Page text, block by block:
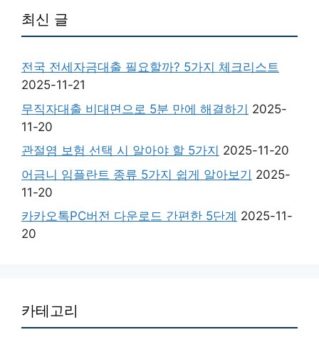
최신 글
전국 전세자금대출 필요할까? 5가지 체크리스트
2025-11-21
무직자대출 비대면으로 5분 만에 해결하기 2025-
11-20
관절염 보험 선택 시 알아야 할 5가지 2025-11-20
어금니 임플란트 종류 5가지 쉽게 알아보기 2025-
11-20
카카오톡PC버전 다운로드 간편한 5단계 2025-11-
20
카테고리